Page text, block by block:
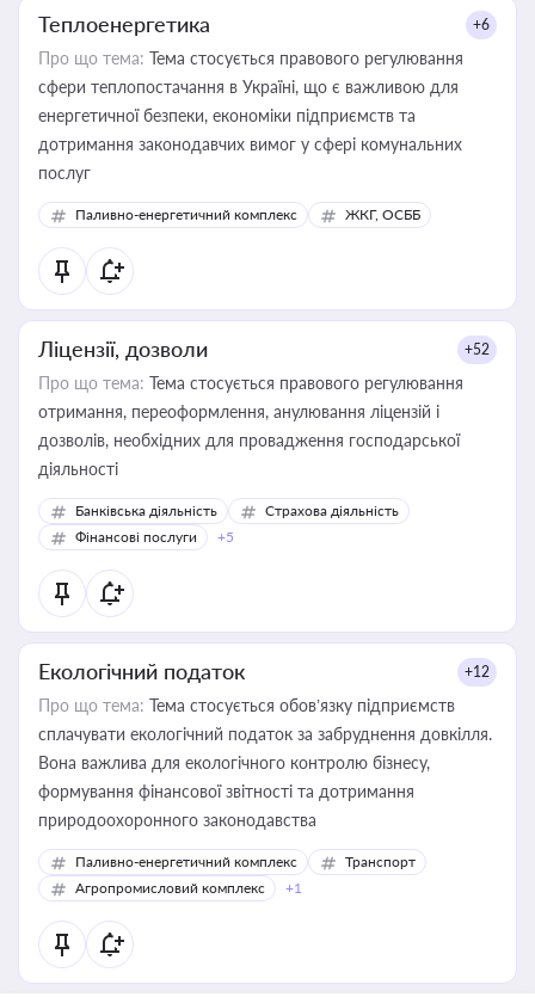
Теплоенергетика +6
Про що тема: Тема стосується правового регулювання
сфери теплопостачання в Україні, що є важливою для
енергетичної безпеки, економіки підприємств та
дотримання законодавчих вимог у сфері комунальних
послуг
Паливно-енергетичний комплекс ЖКГ, ОСББ
Ліцензії, дозволи +52
Про що тема: Тема стосується правового регулювання
отримання, переоформлення, анулювання ліцензій і
дозволів, необхідних для провадження господарської
діяльності
Банківська діяльність
Страхова діяльність
Фінансові послуги
+5
Екологічний податок +12
Про що тема: Тема стосується обов’язку підприємств
сплачувати екологічний податок за забруднення довкілля.
Вона важлива для екологічного контролю бізнесу,
формування фінансової звітності та дотримання
природоохоронного законодавства
Паливно-енергетичний комплекс
Транспорт
Агропромисловий комплекс
+1